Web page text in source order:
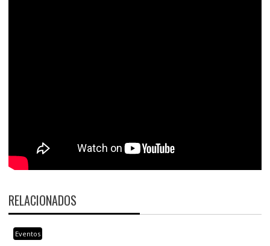
RELACIONADOS
Eventos